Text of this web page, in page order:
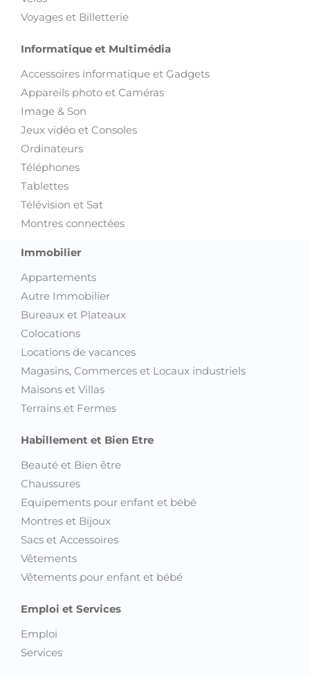
Voyages et Billetterie
Informatique et Multimédia
Accessoires informatique et Gadgets
Appareils photo et Caméras
Image & Son
Jeux vidéo et Consoles
Ordinateurs
Téléphones
Tablettes
Télévision et Sat
Montres connectées
Immobilier
Appartements
Autre Immobilier
Bureaux et Plateaux
Colocations
Locations de vacances
Magasins, Commerces et Locaux industriels
Maisons et Villas
Terrains et Fermes
Habillement et Bien Etre
Beauté et Bien être
Chaussures
Equipements pour enfant et bébé
Montres et Bijoux
Sacs et Accessoires
Vêtements
Vêtements pour enfant et bébé
Emploi et Services
Emploi
Services